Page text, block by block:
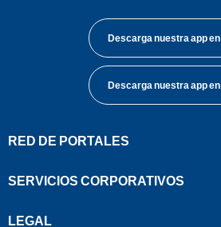
Descarga nuestra app en
Descarga nuestra app en
RED DE PORTALES
SERVICIOS CORPORATIVOS
LEGAL